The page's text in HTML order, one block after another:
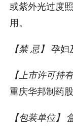
或紫外光过度
用。
【禁 忌】 孕妇
【上市许可持
重庆华邦制药
【包装单位】